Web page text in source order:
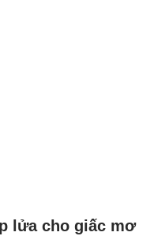
lửa cho giấc mơ